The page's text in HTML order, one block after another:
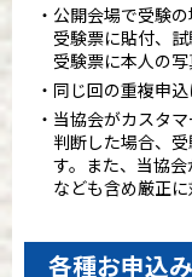
公開会場で受験
受験票に貼付、試
受験票に本人の
同じ回の重複申込
当協会がカスタ
判断した場合、
す。また、当協
なども含め厳正に
各種お申込